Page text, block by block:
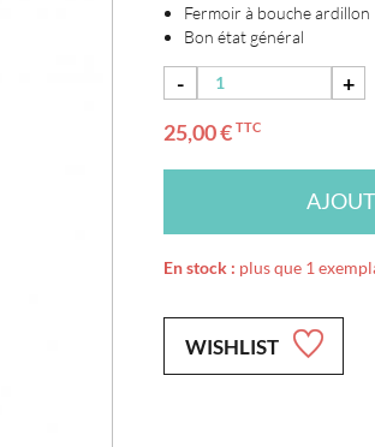
Fermoir à bouche ardillon
Bon état général
-
+
25,00 €TTC
En stock : plus que 1
WISHLIST